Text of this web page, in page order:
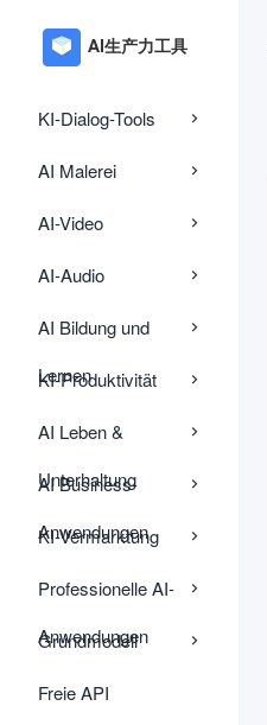
KI-Dialog-Tools
AI Malerei
AI-Video
AI-Audio
AI Bildung und
Lernen
KI-Produktivität
AI Leben &
Unterhaltung
AI Business-
Anwendungen
KI-Vermarktung
Professionelle AI-
Anwendungen
Grundmodell
Freie API